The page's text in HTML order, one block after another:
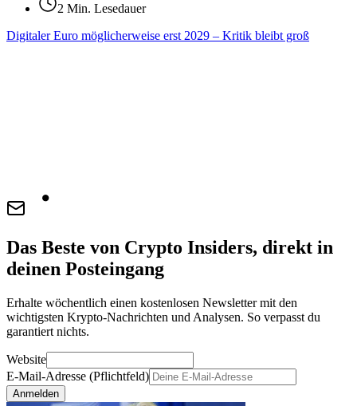
2 Min. Lesedauer
Digitaler Euro möglicherweise erst 2029 – Kritik bleibt groß
Das Beste von Crypto Insiders, direkt in
deinen Posteingang
Erhalte wöchentlich einen kostenlosen Newsletter mit den
wichtigsten Krypto-Nachrichten und Analysen. So verpasst du
garantiert nichts.
Website
E-Mail-Adresse (Pflichtfeld)
Anmelden